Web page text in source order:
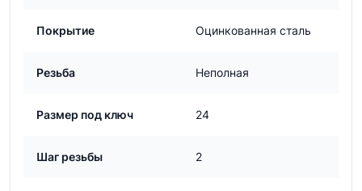
Покрытие Оцинкованная сталь
Резьба Неполная
Размер под ключ 24
Шаг резьбы 2